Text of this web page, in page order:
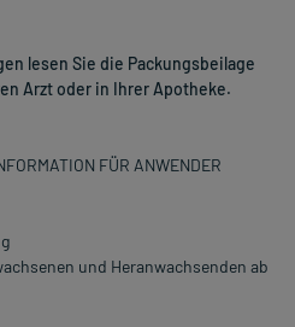
lesen Sie die Packungsbeilage
Arzt oder in Ihrer Apotheke.
FÜR ANWENDER
und Heranwachsenden ab